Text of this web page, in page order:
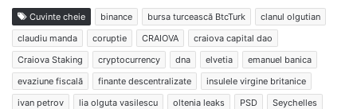
Cuvinte cheie binance bursa turcească BtcTurk
clanul olgutian
claudiu manda
coruptie CRAIOVA
craiova capital dao
Craiova Staking
cryptocurrency dna elvetia
emanuel banica
evaziune fiscală
finante descentralizate
insulele virgine britanice
ivan petrov
lia olguta vasilescu oltenia leaks PSD
Seychelles